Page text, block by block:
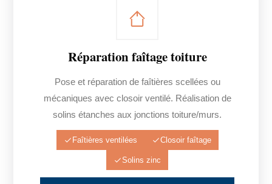
Réparation faîtage toiture
Pose et réparation de faîtières scellées ou
mécaniques avec closoir ventilé. Réalisation de
solins étanches aux jonctions toiture/murs.
Faîtières ventilées Closoir faîtage
Solins zinc